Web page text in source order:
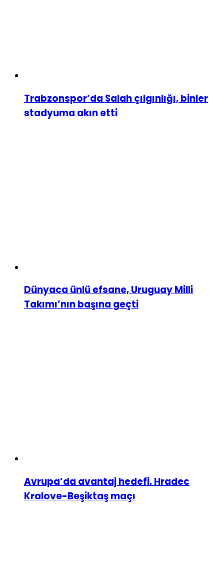
Trabzonspor’da Salah çılgınlığı, binler
stadyuma akın etti
Dünyaca ünlü efsane, Uruguay Milli
Takımı’nın başına geçti
Avrupa’da avantaj hedefi. Hradec
Kralove-Beşiktaş maçı